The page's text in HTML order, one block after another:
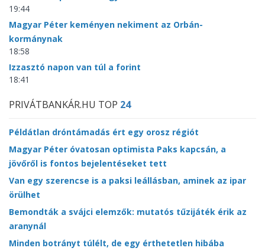
19:44
Magyar Péter keményen nekiment az Orbán-
kormánynak
18:58
Izzasztó napon van túl a forint
18:41
PRIVÁTBANKÁR.HU TOP 24
Példátlan dróntámadás ért egy orosz régiót
Magyar Péter óvatosan optimista Paks kapcsán, a
jövőről is fontos bejelentéseket tett
Van egy szerencse is a paksi leállásban, aminek az ipar
örülhet
Bemondták a svájci elemzők: mutatós tűzijáték érik az
aranynál
Minden botrányt túlélt, de egy érthetetlen hibába